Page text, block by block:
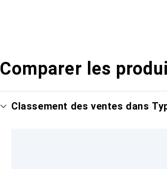
Comparer les
Classement des ventes dans